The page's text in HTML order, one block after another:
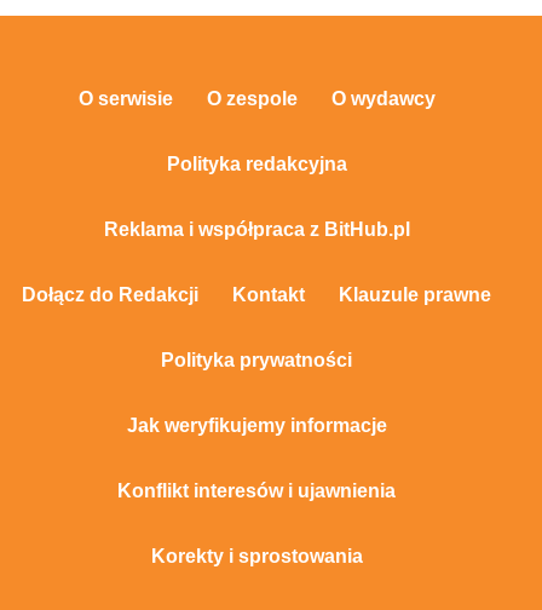
O serwisie O zespole O wydawcy
Polityka redakcyjna
Reklama i współpraca z BitHub.pl
Dołącz do Redakcji Kontakt Klauzule prawne
Polityka prywatności
Jak weryfikujemy informacje
Konflikt interesów i ujawnienia
Korekty i sprostowania